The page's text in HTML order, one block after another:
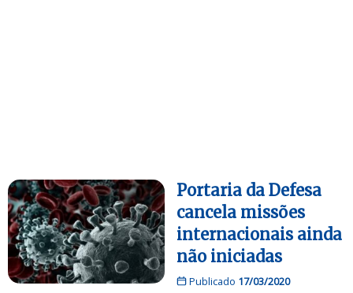
Portaria da Defesa
cancela missões
internacionais ainda
não iniciadas
Publicado 17/03/2020